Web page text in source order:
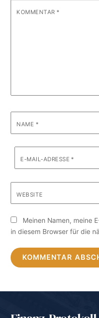
KOMMENTAR *
NAME *
E-MAIL-ADRESSE *
WEBSITE
Meinen Namen, meine
in diesem Browser für die